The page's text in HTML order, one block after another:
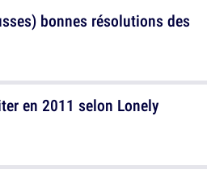
bonnes résolutions des
en 2011 selon Lonely